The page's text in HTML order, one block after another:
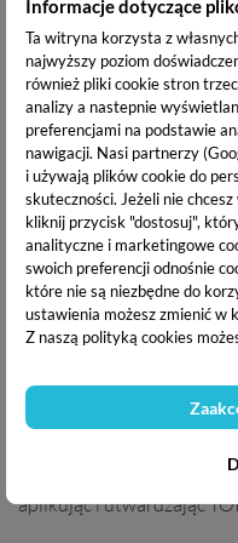
Informacje dotyczące
Ta witryna korzysta z
najwyższy poziom
również pliki cookie stron
analizy a nastepnie
preferencjami na podstawie
nawigacji. Nasi partnerzy
i używają plików cookie do
skuteczności. Jeżeli nie
kliknij przycisk "dostosuj",
analityczne i marketingowe
swoich preferencji odnośnie
które nie są niezbędne do
ustawienia możesz zmienić w
Z naszą polityką cookies
OPIS PRODUKTU
DOSTAWA I PŁATNOŚĆ
Claresa lakier
trwałość i intensywną
idealnie wyprofilowany
idealnej stylizacji
uzyskasz w lampie LED
Na wcześniej utwardzoną
cienką warstwę
go w lamie UV/LED. W
efektu, czynność możesz
aplikując i utwardzając